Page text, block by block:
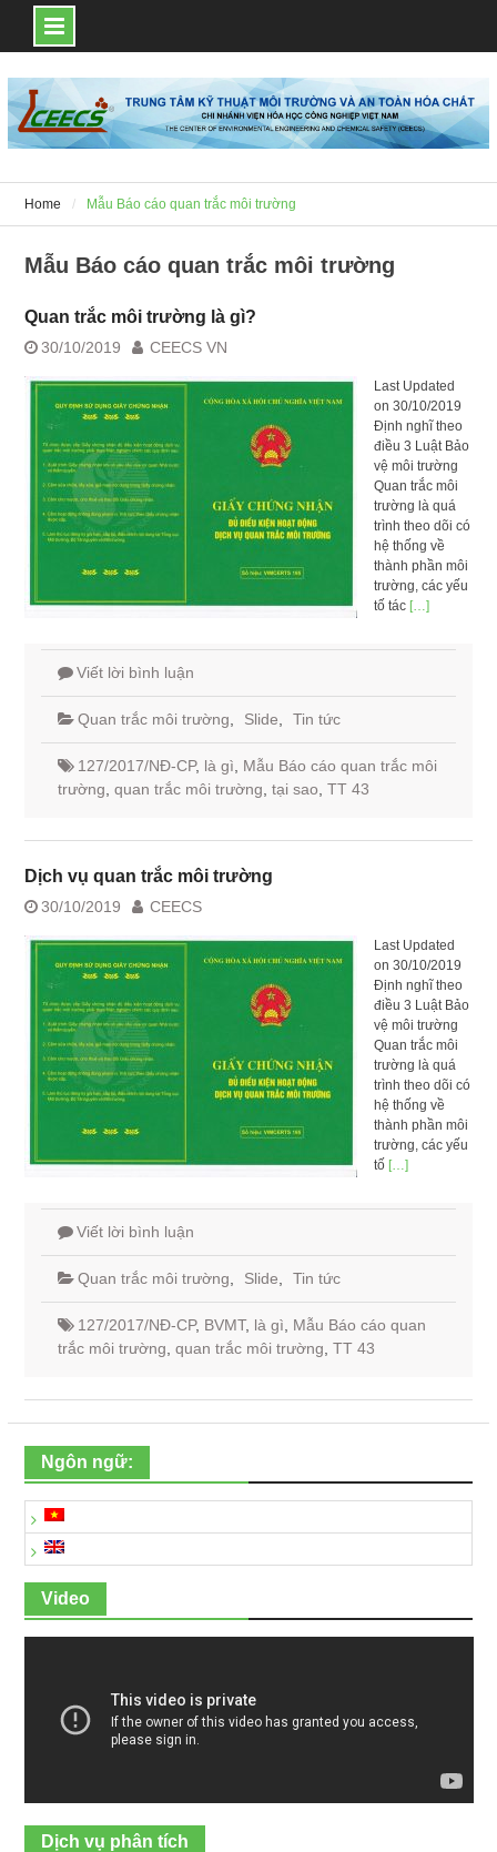
to
content
Home Mẫu Báo cáo quan trắc môi trường
Mẫu Báo cáo quan trắc môi trường
Quan trắc môi trường là gì?
30/10/2019 CEECS VN
Last Updated
on 30/10/2019
Định nghĩ theo
điều 3 Luật Bảo
vệ môi trường
Quan trắc môi
trường là quá
trình theo dõi có
hệ thống về
thành phần môi
trường, các yếu
tố tác […]
Viết lời bình luận
Quan trắc môi trường Slide Tin tức
127/2017/NĐ-CP, là gì
Mẫu Báo cáo quan trắc môi
trường quan trắc môi trường tại sao TT 43
Dịch vụ quan trắc môi trường
30/10/2019 CEECS
Last Updated
on 30/10/2019
Định nghĩ theo
điều 3 Luật Bảo
vệ môi trường
Quan trắc môi
trường là quá
trình theo dõi có
hệ thống về
thành phần môi
trường, các yếu
tố […]
Viết lời bình luận
Quan trắc môi trường Slide Tin tức
127/2017/NĐ-CP, BVMT, là gì
Mẫu Báo cáo quan
trắc môi trường quan trắc môi trường TT 43
Ngôn ngữ:
Video
Dịch vụ phân tích